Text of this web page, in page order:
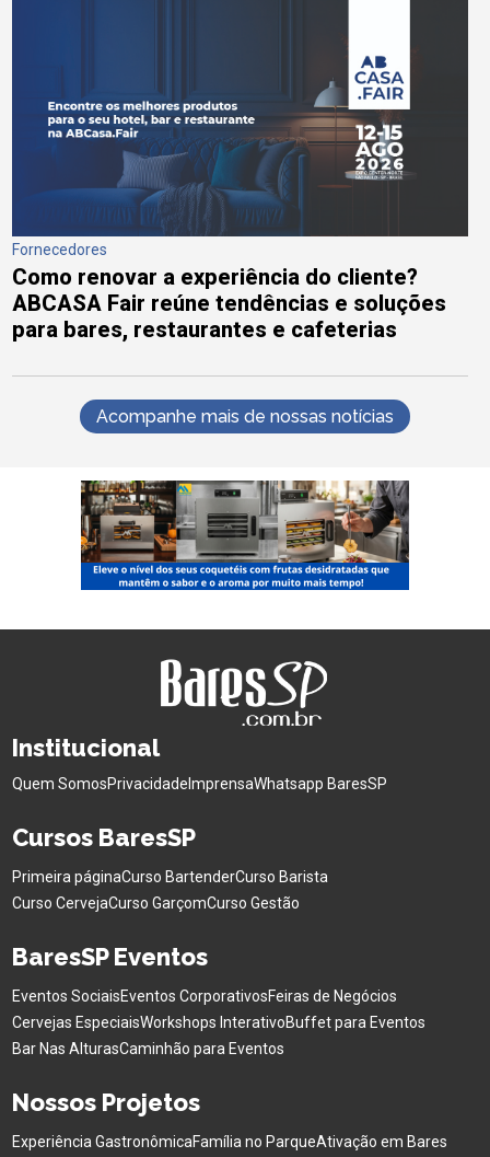
Fornecedores
Como renovar a experiência do cliente?
ABCASA Fair reúne tendências e soluções
para bares, restaurantes e cafeterias
Acompanhe mais de nossas notícias
Institucional
Quem SomosPrivacidade ImprensaWhatsapp BaresSP
Cursos BaresSP
Primeira páginaCurso BartenderCurso Barista
Curso CervejaCurso GarçomCurso Gestão
BaresSP Eventos
Eventos SociaisEventos CorporativosFeiras de Negócios
Cervejas EspeciaisWorkshops InterativoBuffet para Eventos
Bar Nas AlturasCaminhão para Eventos
Nossos Projetos
Experiência GastronômicaFamília no ParqueAtivação em Bares